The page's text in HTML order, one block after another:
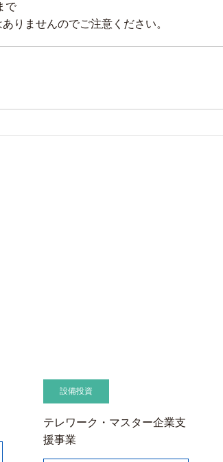
で
りませんのでご注意ください。
設備投資
テレワーク・マスター企業支
援事業